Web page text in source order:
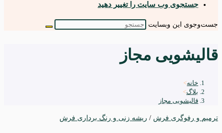
جستجوی وب سایت را تغییر دهید
جست‌وجوی این وبسایت
قالیشویی مجاز
خانه>
بلاگ>
قالیشویی مجاز
ترمیم و رفوگری فرش / ریشه زنی و رنگ برداری فرش